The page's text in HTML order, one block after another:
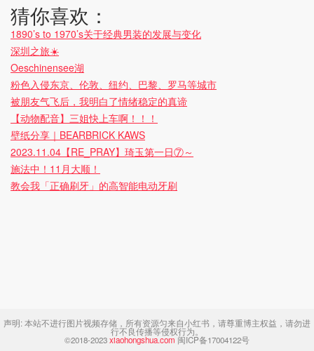
猜你喜欢：
1890’s to 1970’s关于经典男装的发展与变化
深圳之旅☀️
Oeschinensee湖
粉色入侵东京、伦敦、纽约、巴黎、罗马等城市
被朋友气飞后，我明白了情绪稳定的真谛
【动物配音】三姐快上车啊！！！
壁纸分享｜BEARBRICK KAWS
2023.11.04【RE_PRAY】琦玉第一日⑦～
施法中！11月大顺！
教会我「正确刷牙」的高智能电动牙刷
声明:本站不进行图片视频存储，所有资源匀来自小红书，请尊重博主权益，请勿进
行不良传播等侵权行为。
©2018-2023xiaohongshua.com 闽ICP备17004122号